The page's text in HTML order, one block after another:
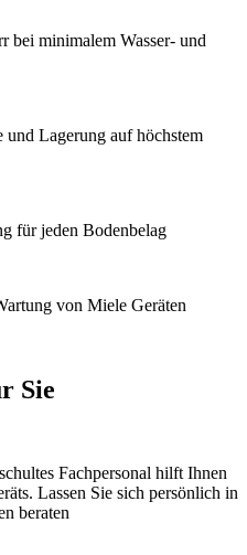
bei minimalem Wasser- und
und Lagerung auf höchstem
für jeden Bodenbelag
von Miele Geräten
Sie
Fachpersonal hilft Ihnen
Lassen Sie sich persönlich in
beraten